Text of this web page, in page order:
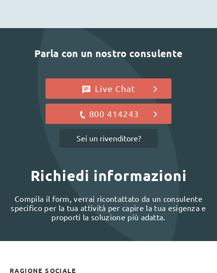
Parla con un nostro consulente
Live Chat
800 414243
Sei un rivenditore?
Richiedi informazioni
Compila il form, verrai ricontattato da un consulente
specifico per la tua attività per capire la tua esigenza e
proporti la soluzione più adatta.
RAGIONE SOCIALE